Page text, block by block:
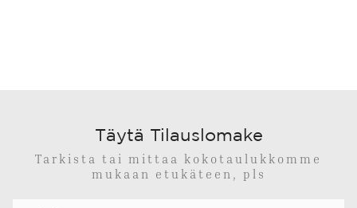
Täytä Tilauslomake
Tarkista tai mittaa kokotaulukkomme
mukaan etukäteen, pls